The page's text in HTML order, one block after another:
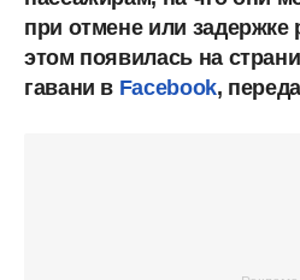
при отмене или задержке
этом появилась на
гавани в Facebook,